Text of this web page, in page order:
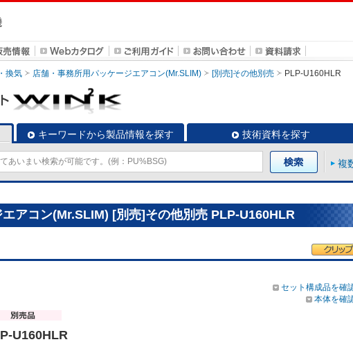
換気 店舗・事務所用パッケージエアコン(Mr.SLIM) [別売]その他別売 PLP-U160HLR
キーワードから製品情報を探す 技術資料を探す
複
アコン(Mr.SLIM) [別売]その他別売 PLP-U160HLR
セット構成品を確
本体を確
U160HLR